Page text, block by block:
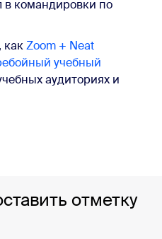
в командировки по
какZoom + Neat
учебный
аудиториях и
отметку